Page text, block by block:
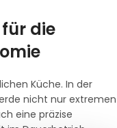
die
Küche. In der
nicht nur extremen
eine präzise